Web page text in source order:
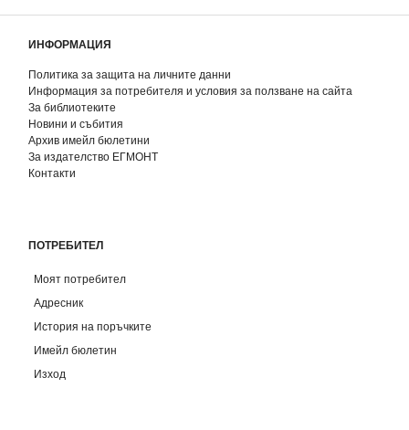
ИНФОРМАЦИЯ
Политика за защита на личните данни
Информация за потребителя и условия за ползване на сайта
За библиотеките
Новини и събития
Архив имейл бюлетини
За издателство ЕГМОНТ
Контакти
ПОТРЕБИТЕЛ
Моят потребител
Адресник
История на поръчките
Имейл бюлетин
Изход